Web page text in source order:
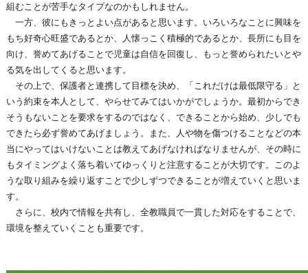
組むことが苦手なタイプなのかもしれません。
一方、彼にもきっとよい点があると思います。いろいろなことに興味を
もち好奇心旺盛であるとか、人懐っこく積極的であるとか、長所にも目を
向け、誉めてあげることで児童は自信を回復し、もっと誉められたいとや
る気を出してくると思います。
その上で、保護者と連携して目標を決め、「これだけは最低限守る」と
いう約束を本人として、やらせてみてはいかがでしょうか。最初からでき
そうもないことを要求をするのではなく、できることから始め、少しでも
できたら必ず誉めてあげましょう。また、人や物を傷つけることなどの本
当にやってはいけないことは教えてあげなければなりませんが、その時に
もタイミングよく落ち着いてゆっくりと注意することが大切です。このよ
うな取り組みを繰り返すことで少しずつできることが増えていくと思いま
す。
さらに、校内で情報を共有し、全教職員で一貫した対応をすることで、
環境を整えていくことも重要です。